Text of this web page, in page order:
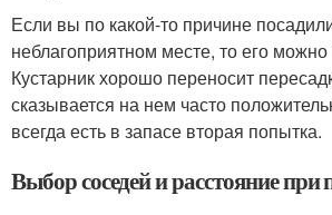
Если вы по какой-то причине
неблагоприятном месте, то его можно
Кустарник хорошо переносит
сказывается на нем часто
всегда есть в запасе вторая попытка.
Выбор соседей и расстояние при